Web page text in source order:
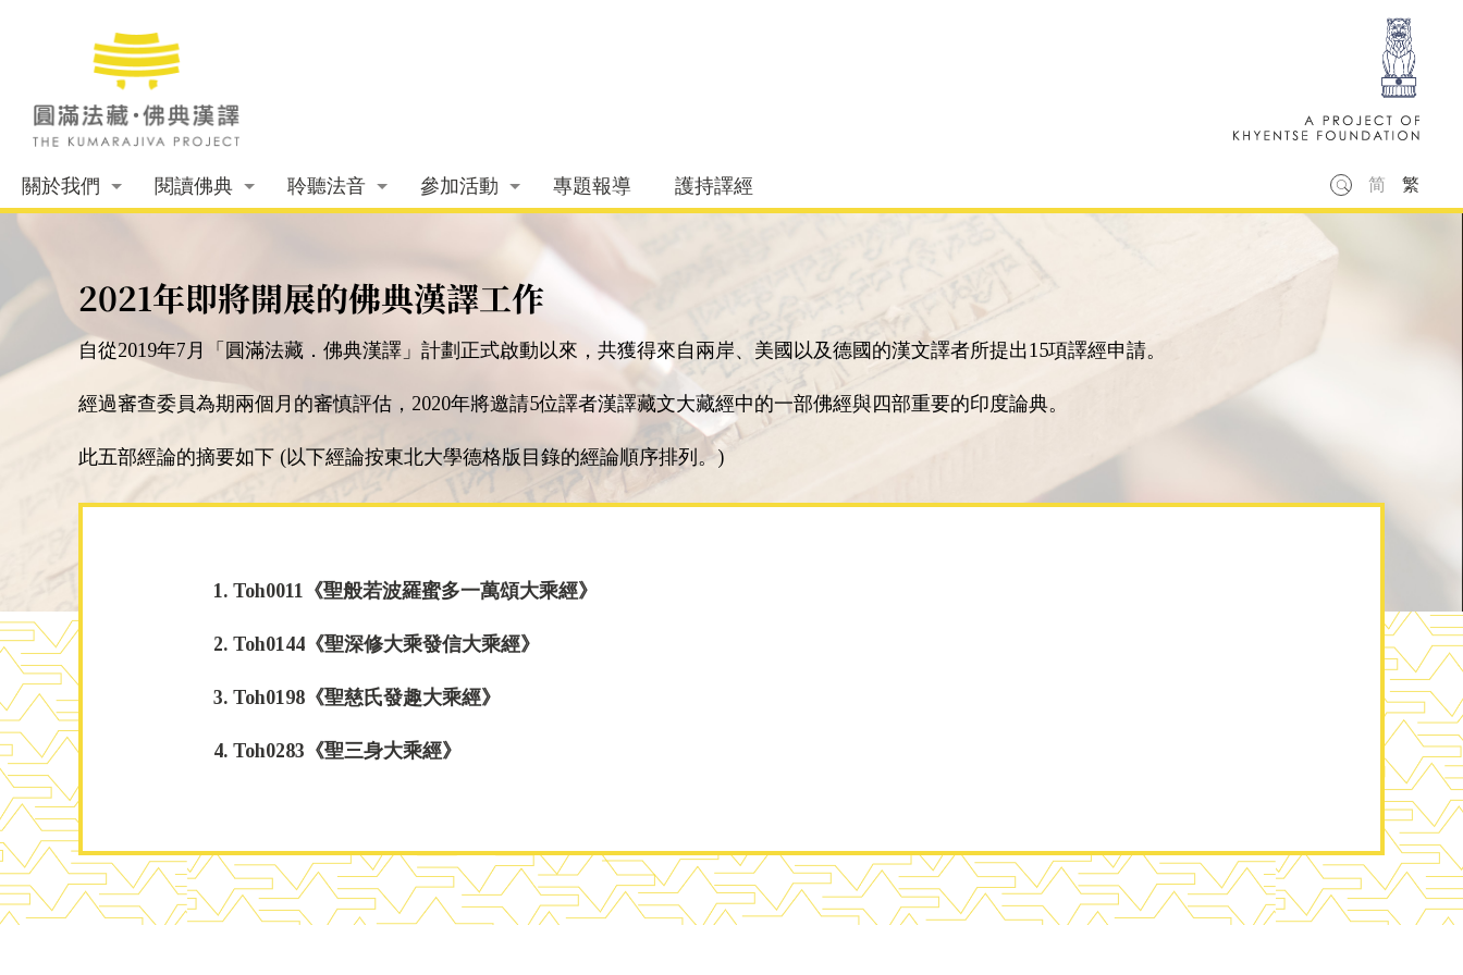
關於我們 閱讀佛典 聆聽法音 參加活動 專題報導 護持譯經 简 繁
2021年即將開展的佛典漢譯工作
自從2019年7月「圓滿法藏．佛典漢譯」計劃正式啟動以來， 共獲得來自兩岸、美國以及德國的漢文譯者所提出15項譯經申請。
經過審查委員為期兩個月的審慎評估， 2020年將邀請5位譯者漢譯藏文大藏經中的一部佛經與四部重要的印度論典。
此五部經論的摘要如下 (以下經論按東北大學德格版目錄的經論順序排列。)
1. Toh0011《聖般若波羅蜜多一萬頌大乘經》
2. Toh0144《聖深修大乘發信大乘經》
3. Toh0198《聖慈氏發趣大乘經》
4. Toh0283《聖三身大乘經》